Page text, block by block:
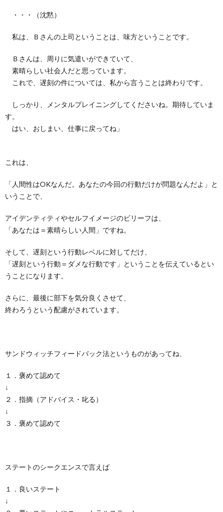
・・・（沈黙）
私は、Ｂさんの上司ということは、味方ということです。
Ｂさんは、周りに気遣いができていて、
素晴らしい社会人だと思っています。
これで、遅刻の件については、私から言うことは終わりです。
しっかり、メンタルプレイニングしてくださいね。期待していま
す。
はい、おしまい、仕事に戻ってね」
これは、
「人間性はOKなんだ。あなたの今回の行動だけが問題なんだよ」と
いうことで、
アイデンティティやセルフイメージのビリーフは、
「あなたは＝素晴らしい人間」ですね。
そして、遅刻という行動レベルに対してだけ、
「遅刻という行動＝ダメな行動です」ということを伝えているとい
うことになります。
さらに、最後に部下を気分良くさせて、
終わろうという配慮がされています。
サンドウィッチフィードバック法というものがあってね、
１．褒めて認めて
↓
２．指摘（アドバイス・叱る）
↓
３．褒めて認めて
ステートのシークエンスで言えば
１．良いステート
↓